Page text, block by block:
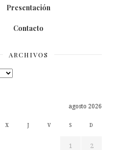
Presentación
Contacto
ARCHIVOS
agosto 2026
X J V S D
1 2